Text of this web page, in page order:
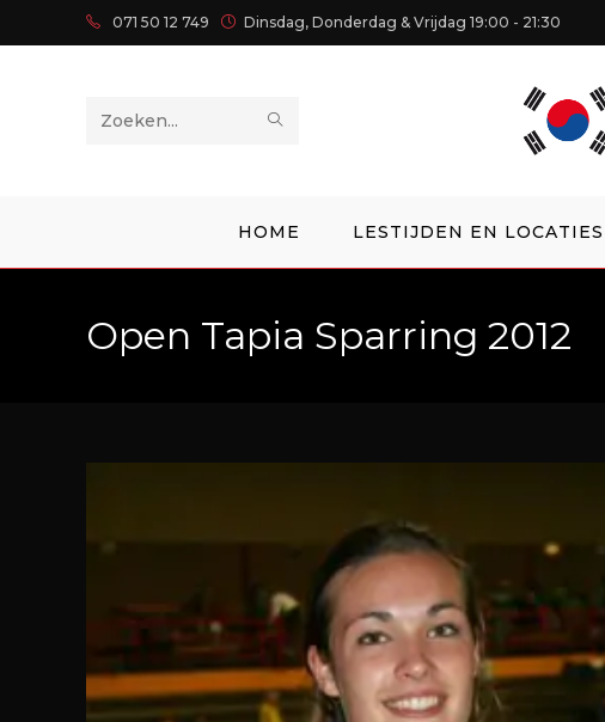
071 50 12 749 Dinsdag, Donderdag & Vrijdag 19:00 - 21:30
Zoek
site
HOME LESTIJDEN EN LOCATIES
Open Tapia Sparring 2012